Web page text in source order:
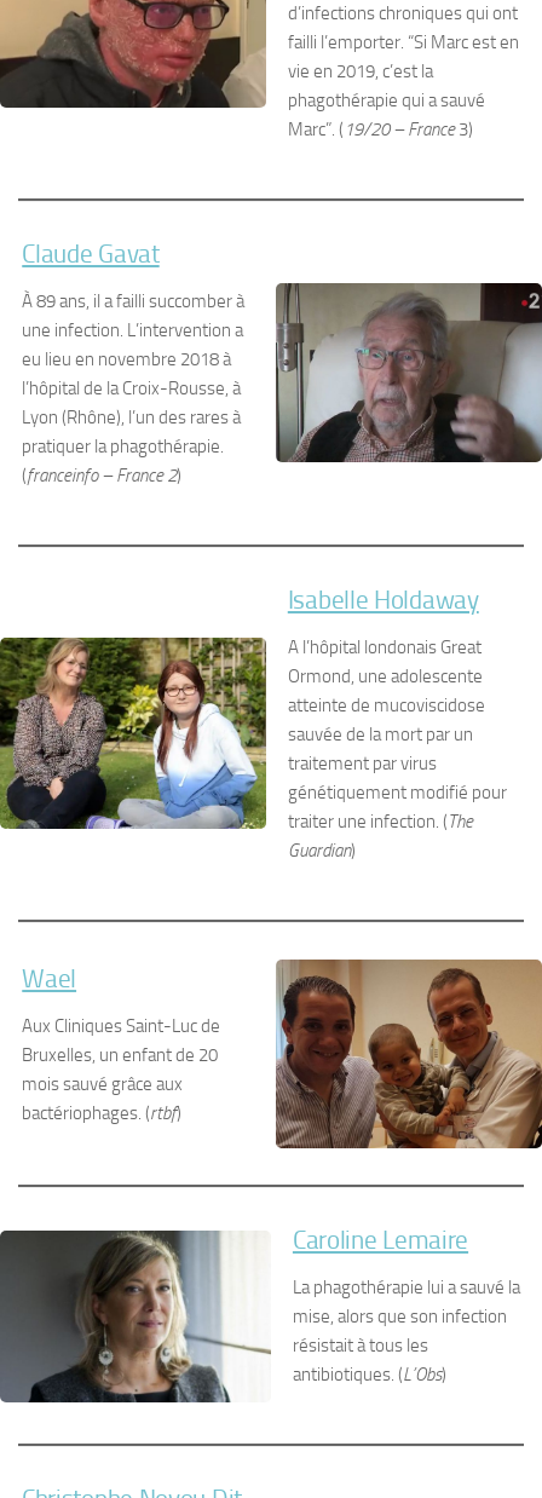
d’infections chroniques qui ont
failli l’emporter. “Si Marc est en
vie en 2019, c’est la
phagothérapie qui a sauvé
Marc”. ( 19/20 – France3)
Claude Gavat
À 89 ans, il a failli succomber à
une infection. L’intervention a
eu lieu en novembre 2018 à
l’hôpital de la Croix-Rousse, à
Lyon (Rhône), l’un des rares à
pratiquer la phagothérapie.
(franceinfo – France 2)
Isabelle Holdaway
A l’hôpital londonais Great
Ormond, une adolescente
atteinte de mucoviscidose
sauvée de la mort par un
traitement par virus
génétiquement modifié pour
traiter une infection. (The
Guardian)
Wael
Aux Cliniques Saint-Luc de
Bruxelles, un enfant de 20
mois sauvé grâce aux
bactériophages. (rtbf)
Caroline Lemaire
La phagothérapie lui a sauvé la
mise, alors que son infection
résistait à tous les
antibiotiques. (L’Obs)